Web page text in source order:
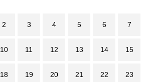
2 3 4 5 6 7
10 11 12 13 14 15
18 19 20 21 22 23